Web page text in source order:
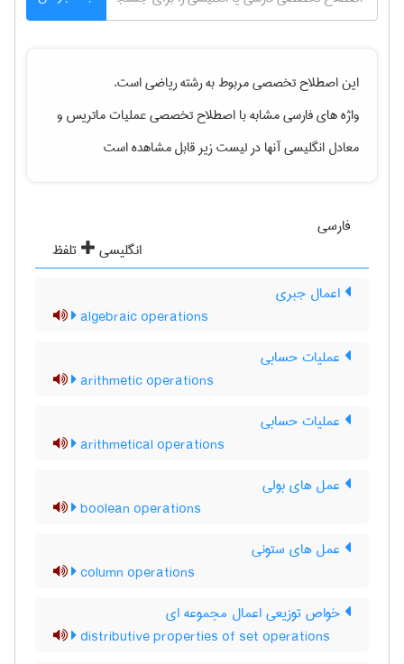
این اصطلاح تخصصی مربوط به رشتهرياضیاست.
واژه های فارسی مشابه با اصطلاح تخصصیعملیات ماتریسو
معادل انگلیسی آنها در لیست زیر قابل مشاهده است
فارسی
انگلیسی
تلفظ
اعمال جبری
algebraic operations
عملیات حسابی
arithmetic operations
عملیات حسابی
arithmetical operations
عمل های بولی
boolean operations
عمل های ستونی
column operations
خواص توزیعی اعمال مجموعه ای
distributive properties of set operations